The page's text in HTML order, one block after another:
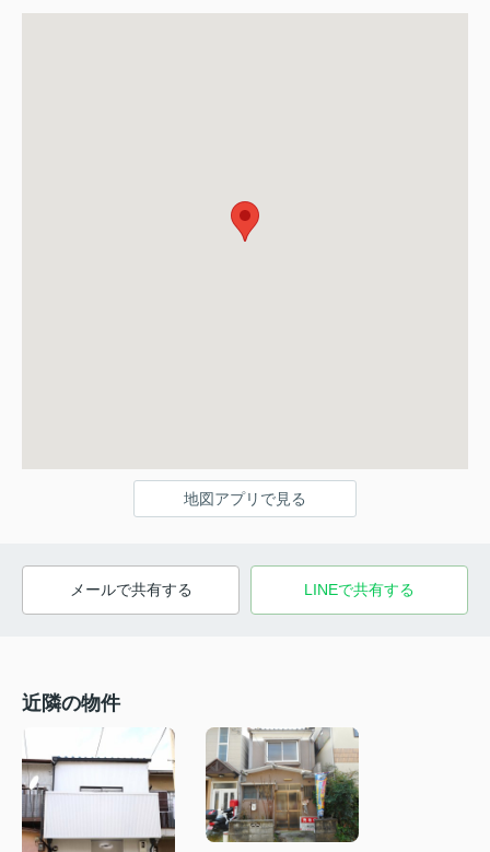
地図アプリで見る
メールで共有する LINEで共有する
近隣の物件